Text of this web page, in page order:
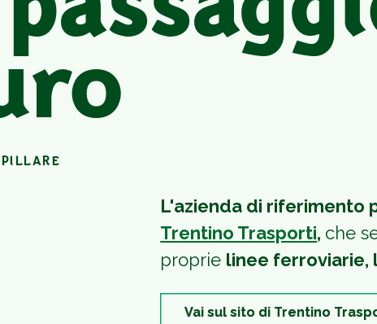
L'azienda di riferimento
Trentino Trasporti, che
proprie linee ferroviarie,
Vai sul sito di Trentino